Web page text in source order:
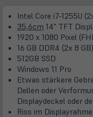
Intel Core i7-1255U
35,6cm 14" TFT
1920 x 1080 Pixel
16 GB DDR4 (2x 8 GB)
512GB SSD
Windows 11 Pro
Etwas stärkere
Dellen oder
Displaydeckel oder
Riss im